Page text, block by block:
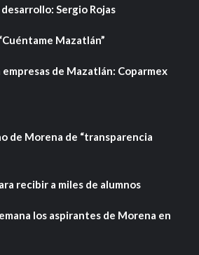
Sergio Rojas
Mazatlán”
de Mazatlán: Coparmex
de Morena de “transparencia
recibir a miles de alumnos
los aspirantes de Morena en